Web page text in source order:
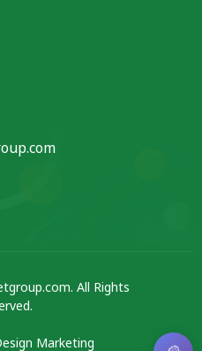
All Rights
Marketing